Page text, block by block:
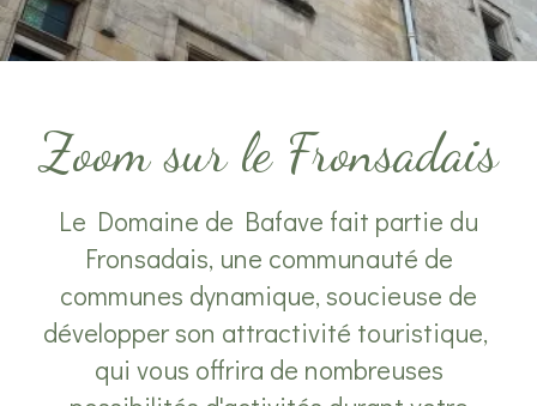
Zoom sur le Fronsadais
Le Domaine de Bafave fait partie du
Fronsadais, une communauté de
communes dynamique, soucieuse de
développer son attractivité touristique,
qui vous offrira de nombreuses